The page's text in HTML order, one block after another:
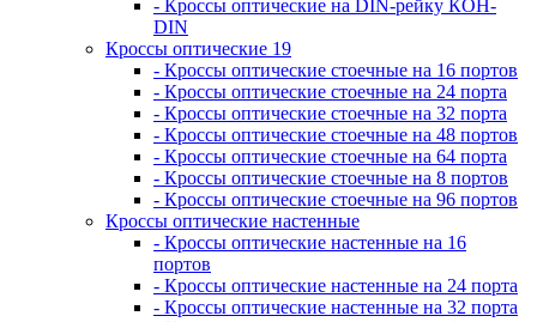
- Кроссы оптические на DIN-рейку КОН-
DIN
Кроссы оптические 19
- Кроссы оптические стоечные на 16 портов
- Кроссы оптические стоечные на 24 порта
- Кроссы оптические стоечные на 32 порта
- Кроссы оптические стоечные на 48 портов
- Кроссы оптические стоечные на 64 порта
- Кроссы оптические стоечные на 8 портов
- Кроссы оптические стоечные на 96 портов
Кроссы оптические настенные
- Кроссы оптические настенные на 16
портов
- Кроссы оптические настенные на 24 порта
- Кроссы оптические настенные на 32 порта